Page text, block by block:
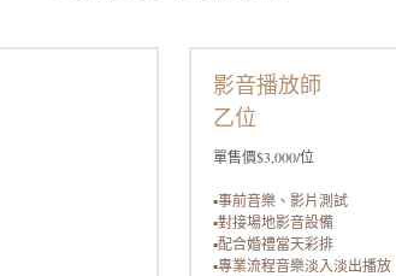
影音播放師
乙位
單售價$3,000/位
▪️事前音樂、影片測試
▪️對接場地影音設備
▪️配合婚禮當天彩排
▪️專業流程音樂淡入淡出播放